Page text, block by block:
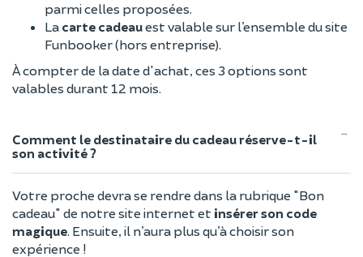
parmi celles proposées.
La carte cadeauest valable sur l’ensemble du site
Funbooker (hors entreprise).
À compter de la date d'achat, ces 3 options sont
valables durant 12 mois.
Comment le destinataire du cadeau réserve-t-il
son activité ?
Votre proche devra se rendre dans la rubrique "Bon
cadeau" de notre site internet et insérer son code
magique. Ensuite, il n’aura plus qu’à choisir son
expérience !